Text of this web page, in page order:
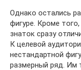
Однако остались
фигуре. Кроме
знаток сразу
К целевой
нестандартной
размерный ряд. Им